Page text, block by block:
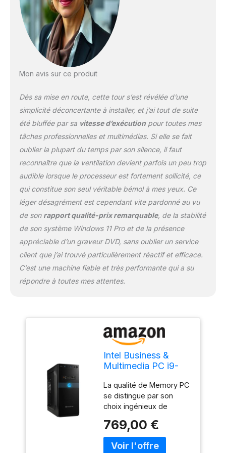
surtout après l'achat et
sommes toujours là pour
vous. Essayez-nous.
Allumez et commencez
immédiatement avec
performants. Le Memory
PC avec pleine
puissance SixCore vous
fournit toutes les
vitesses nécessaires au
bureau ou à la maison.
Les ports les plus
récents tels que SATA3
Gigabit LAN ne laissent
rien à désirer. Il s'agit
d'un outil polyvalent
complet avec toutes les
avez besoin. N'hésitez
pas à le défier De plus, la
carte mère de marque
dispose d'un
des SSD jusqu'à présent
10 fois plus rapides que
les SSD classiques et
jusqu'à environ 20 fois
plus rapide que les
traditionnels. Optez pour
la dernière génération de
processeurs. établit de
matière de
performances du
processeur et de
Mon avis sur ce produit
Dès sa mise en route, cette tour s’est révélée d’une
simplicité déconcertante à installer, et j’ai tout de suite
été bluffée par sa vitesse d’exécutionpour toutes mes
tâches professionnelles et multimédias. Si elle se fait
oublier la plupart du temps par son silence, il faut
reconnaître que la ventilation devient parfois un peu trop
audible lorsque le processeur est fortement sollicité, ce
qui constitue son seul véritable bémol à mes yeux. Ce
léger désagrément est cependant vite pardonné au vu
de son rapport qualité-prix remarquable, de la stabilité
de son système Windows 11 Pro et de la présence
appréciable d’un graveur DVD, sans oublier un service
client que j’ai trouvé particulièrement réactif et efficace.
C’est une machine fiable et très performante qui a su
répondre à toutes mes attentes.
Intel Business &
Multimedia PC i9-
GHz, DDR4 16 Go,
SSD 512 Go,
Graveur DVD,
Windows 11 Pro 64
bits
La qualité de Memory PC
se distingue par son
choix ingénieux de
encore et encore et
remporte divers tests de
qualité. L'interaction des
769,00 €